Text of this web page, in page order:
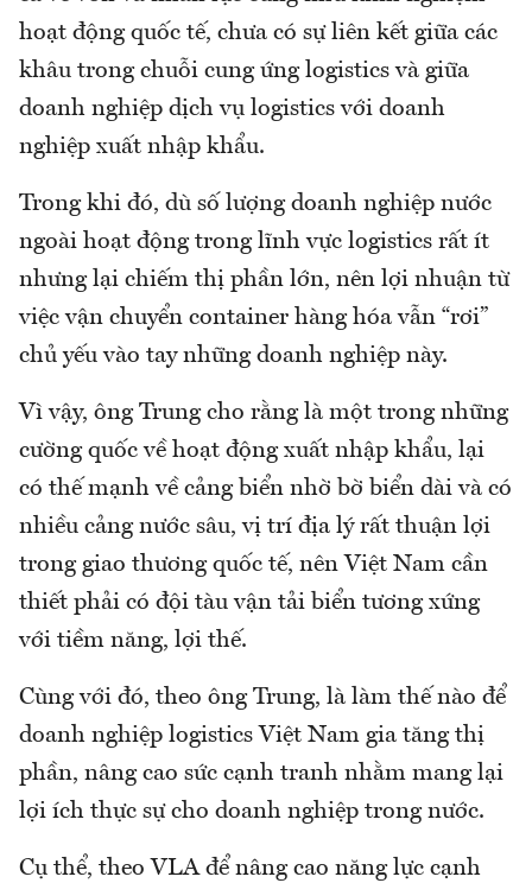
hoạt động quốc tế, chưa có sự liên kết giữa các
khâu trong chuỗi cung ứng logistics và giữa
doanh nghiệp dịch vụ logistics với doanh
nghiệp xuất nhập khẩu.
Trong khi đó, dù số lượng doanh nghiệp nước
ngoài hoạt động trong lĩnh vực logistics rất ít
nhưng lại chiếm thị phần lớn, nên lợi nhuận từ
việc vận chuyển container hàng hóa vẫn “rơi”
chủ yếu vào tay những doanh nghiệp này.
Vì vậy, ông Trung cho rằng là một trong những
cường quốc về hoạt động xuất nhập khẩu, lại
có thế mạnh về cảng biển nhờ bờ biển dài và có
nhiều cảng nước sâu, vị trí địa lý rất thuận lợi
trong giao thương quốc tế, nên Việt Nam cần
thiết phải có đội tàu vận tải biển tương xứng
với tiềm năng, lợi thế.
Cùng với đó, theo ông Trung, là làm thế nào để
doanh nghiệp logistics Việt Nam gia tăng thị
phần, nâng cao sức cạnh tranh nhằm mang lại
lợi ích thực sự cho doanh nghiệp trong nước.
Cụ thể, theo VLA để nâng cao năng lực cạnh